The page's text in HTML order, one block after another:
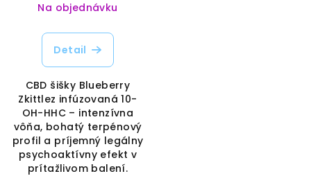
Na objednávku
Detail
CBD šišky Blueberry
Zkittlez infúzovaná 10-
OH-HHC – intenzívna
vôňa, bohatý terpénový
profil a príjemný legálny
psychoaktívny efekt v
prítažlivom balení.